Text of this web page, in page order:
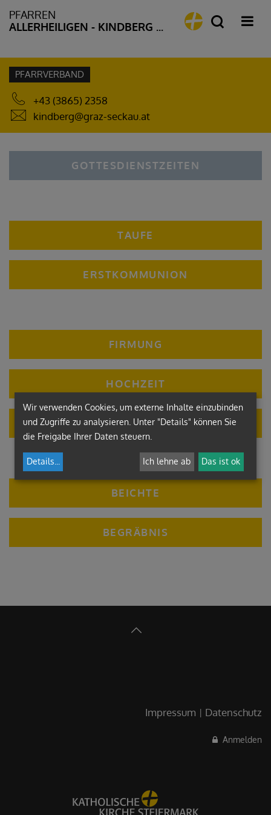
PFARREN
ALLERHEILIGEN - KINDBERG - STANZ
PFARRVERBAND
+43 (3865) 2358
kindberg@graz-seckau.at
GOTTESDIENSTZEITEN
TAUFE
ERSTKOMMUNION
FIRMUNG
HOCHZEIT
KRANKENSALBUNG
BEICHTE
BEGRÄBNIS
Impressum Datenschutz
Anmelden
Wir verwenden Cookies, um externe Inhalte einzubinden
und Zugriffe zu analysieren. Unter "Details" können Sie
die Freigabe Ihrer Daten steuern.
Details Ich lehne ab Das ist ok